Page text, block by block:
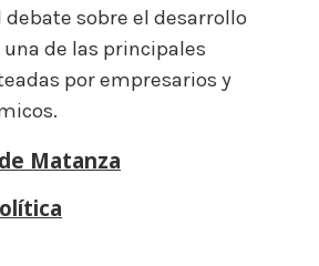
sobre el desarrollo
de las principales
por empresarios y
Matanza